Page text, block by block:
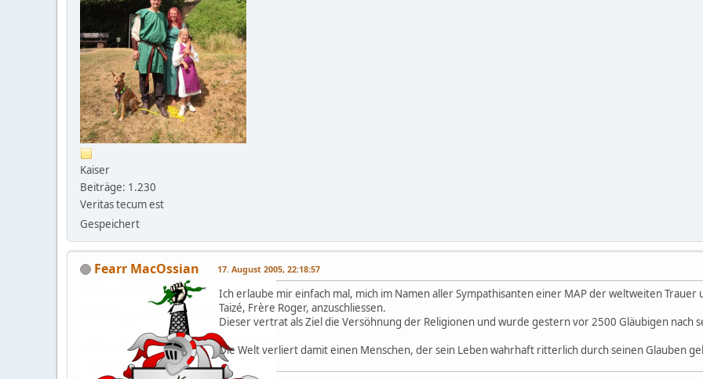
Kaiser
Beiträge: 1.230
Veritas tecum est
Gespeichert
Fearr MacOssian 17. August 2005, 22:18:57
Ich erlaube mir einfach mal, mich im Namen aller Sympathisanten einer MAP der weltweiten
Taizé, Frère Roger, anzuschliessen.
Dieser vertrat als Ziel die Versöhnung der Religionen und wurde gestern vor 2500 Gläubigen nach
Die Welt verliert damit einen Menschen, der sein Leben wahrhaft ritterlich durch seinen Glauben